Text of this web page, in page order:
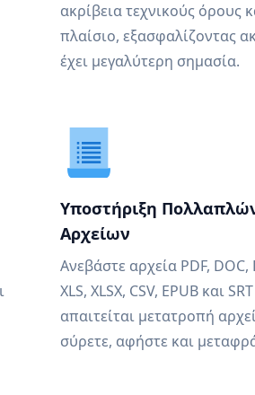
ακρίβεια τεχνικούς όρους
πλαίσιο, εξασφαλίζοντας
έχει μεγαλύτερη σημασία.
Υποστήριξη
Αρχείων
Ανεβάστε αρχεία PDF, DOC,
XLS, XLSX, CSV, EPUB και
απαιτείται μετατροπή
σύρετε, αφήστε και